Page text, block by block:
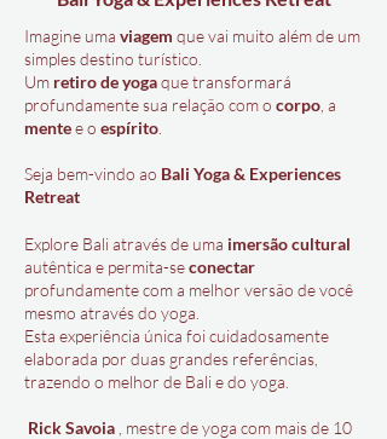
Imagine uma viagem que vai muito além de um
simples destino turístico.
Um retiro de yogaque transformará
profundamente sua relação com o corpo , a
mentee o espírito
Seja bem-vindo ao Bali Yoga & Experiences
Retreat
Explore Bali através de uma imersão cultural
autêntica e permita-seconectar
profundamente com a melhor versão de você
mesmo através do yoga.
Esta experiência única foi cuidadosamente
elaborada por duas grandes referências,
trazendo o melhor de Bali e do yoga.
Rick Savoia , mestre de yoga com mais de 10